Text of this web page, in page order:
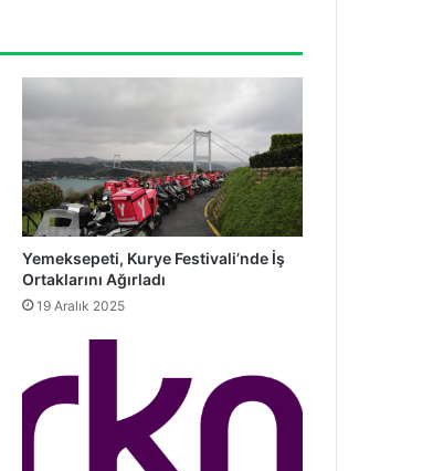
Yemeksepeti, Kurye Festivali’nde İş
Ortaklarını Ağırladı
19 Aralık 2025